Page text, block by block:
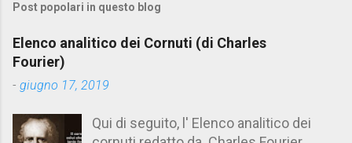
m
e
n
t
Post popolari in questo blog
Elenco analitico dei Cornuti (di Charles
Fourier)
- giugno 17, 2019
Qui di seguito, l' Elenco analitico dei